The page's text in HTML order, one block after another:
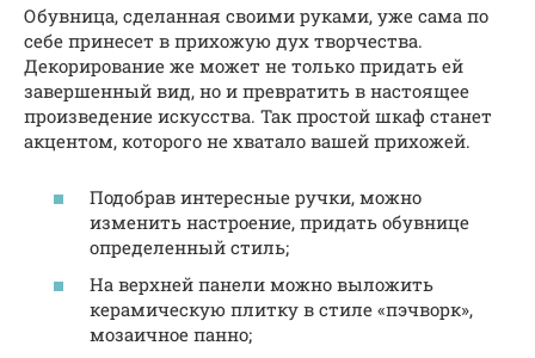
Обувница, сделанная своими руками, уже сама по
себе принесет в прихожую дух творчества.
Декорирование же может не только придать ей
завершенный вид, но и превратить в настоящее
произведение искусства. Так простой шкаф станет
акцентом, которого не хватало вашей прихожей.
Подобрав интересные ручки, можно
изменить настроение, придать обувнице
определенный стиль;
На верхней панели можно выложить
керамическую плитку в стиле «пэчворк»,
мозаичное панно;